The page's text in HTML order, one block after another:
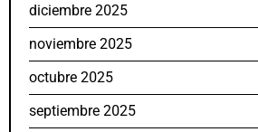
diciembre 2025
noviembre 2025
octubre 2025
septiembre 2025